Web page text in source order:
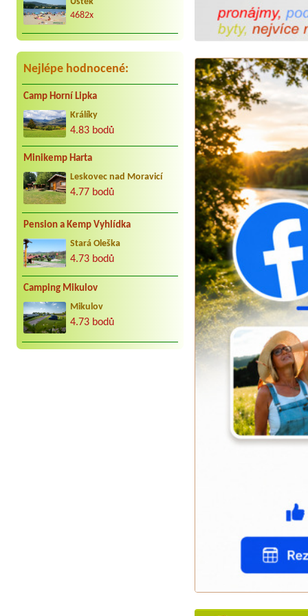
4682x
Nejlépe hodnocené:
Camp Horní Lipka
Králíky
4.83 bodů
Minikemp Harta
Leskovec nad Moravicí
4.77 bodů
Pension a Kemp Vyhlídka
Stará Oleška
4.73 bodů
Camping Mikulov
Mikulov
4.73 bodů